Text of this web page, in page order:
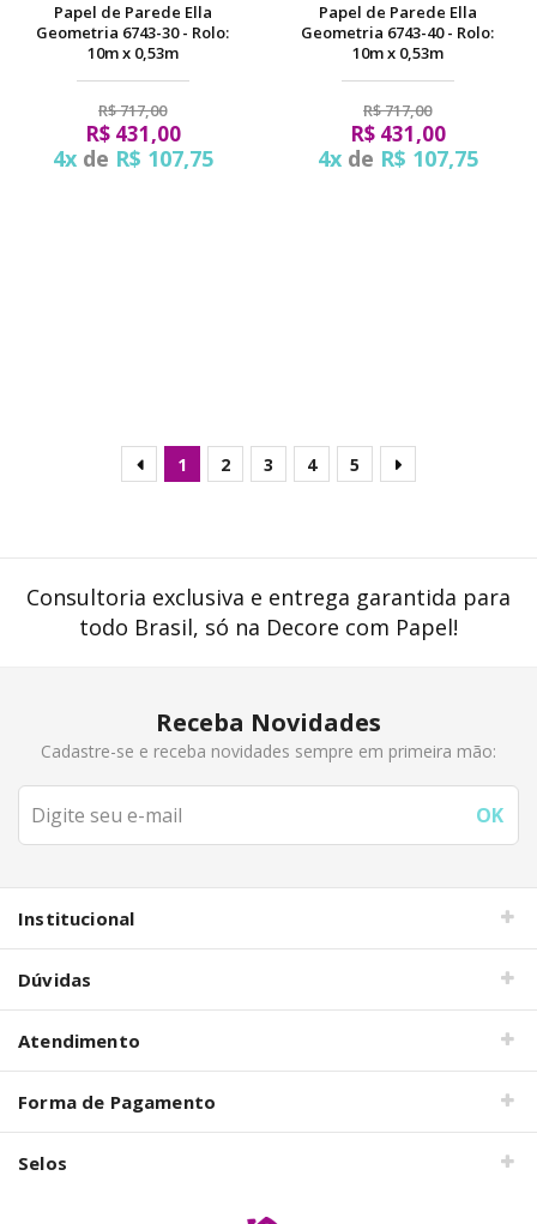
Papel de Parede Ella
Geometria 6743-30 - Rolo:
10m x 0,53m
R$ 717,00
R$ 431,00
4xde R$ 107,75
Papel de Parede Ella
Geometria 6743-40 - Rolo:
10m x 0,53m
R$ 717,00
R$ 431,00
4xde R$ 107,75
1 2 3 4 5
Consultoria exclusiva e entrega garantida para
todo Brasil, só na Decore com Papel!
Receba Novidades
Cadastre-se e receba novidades sempre em primeira mão:
Institucional
Dúvidas
Atendimento
Forma de Pagamento
Selos